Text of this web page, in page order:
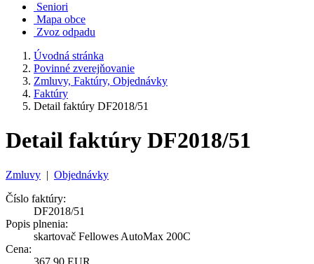
Seniori
Mapa obce
Zvoz odpadu
Úvodná stránka
Povinné zverejňovanie
Zmluvy, Faktúry, Objednávky
Faktúry
Detail faktúry DF2018/51
Detail faktúry DF2018/51
Zmluvy | Objednávky
Číslo faktúry:
DF2018/51
Popis plnenia:
skartovač Fellowes AutoMax 200C
Cena:
367,90 EUR